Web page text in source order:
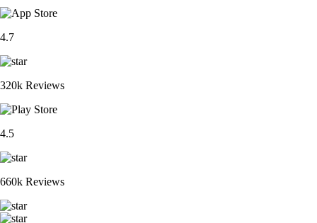
4.7
320k Reviews
4.5
660k Reviews